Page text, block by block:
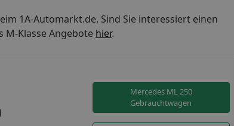
1A-Automarkt.de. Sind Sie interessiert einen
M-Klasse Angebote hier.
Mercedes ML 250
Gebrauchtwagen